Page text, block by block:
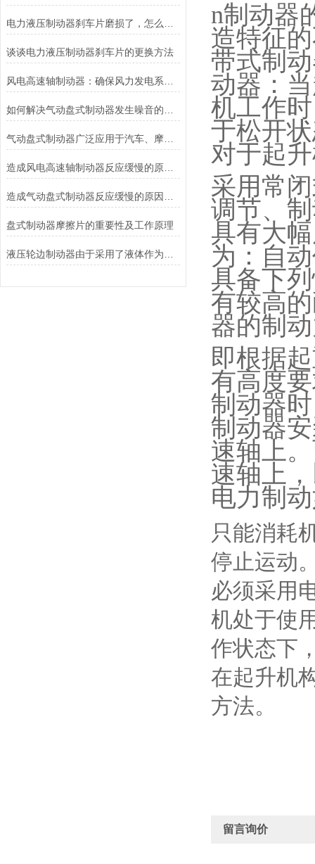
谈谈电力液压制动器刹车片的更换方法
气动盘式制动器广泛应用于汽车、摩托车和自行车等交通工具中
造成风电高速轴制动器反应缓慢的原因有哪些？
盘式制动器摩擦片的重要性及工作原理
n制动器
造特征
带式制
动器：
机工作
于松开
对于起
采用常
调节、
具有大
为：自
具备下
有较高
器的制
即根据
有高度
制动器
制动器
速轴上
速轴上
电力制
只能消耗
停止运动
必须采用
机处于使
作状态下
在起升机
方法。
留言询价